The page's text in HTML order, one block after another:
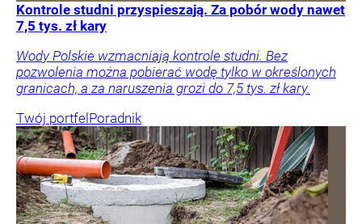
Kontrole studni przyspieszają. Za pobór wody nawet
7,5 tys. zł kary
Wody Polskie wzmacniają kontrole studni. Bez
pozwolenia można pobierać wodę tylko w określonych
granicach, a za naruszenia grozi do 7,5 tys. zł kary.
Twój portfelPoradnik